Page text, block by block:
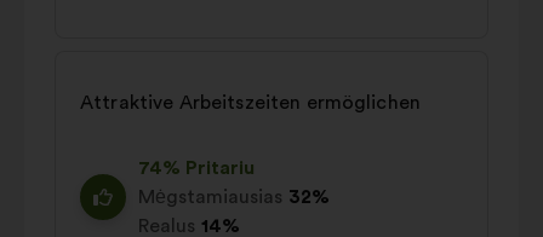
Attraktive Arbeitszeiten ermöglichen
74% Pritariu
Mėgstamiausias 32%
Realus 14%